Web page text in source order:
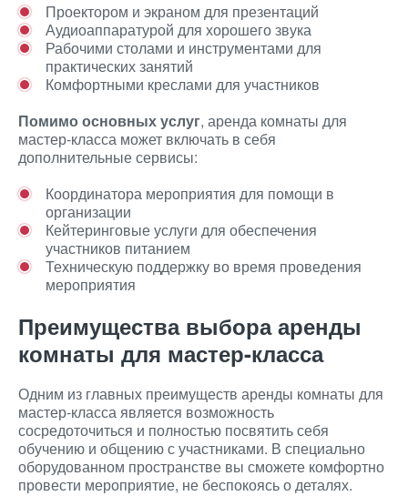
Проектором и экраном для презентаций
Аудиоаппаратурой для хорошего звука
Рабочими столами и инструментами для
практических занятий
Комфортными креслами для участников
Помимо основных услуг, аренда комнаты для
мастер-класса может включать в себя
дополнительные сервисы:
Координатора мероприятия для помощи в
организации
Кейтеринговые услуги для обеспечения
участников питанием
Техническую поддержку во время проведения
мероприятия
Преимущества выбора аренды
комнаты для мастер-класса
Одним из главных преимуществ аренды комнаты для
мастер-класса является возможность
сосредоточиться и полностью посвятить себя
обучению и общению с участниками. В специально
оборудованном пространстве вы сможете комфортно
провести мероприятие, не беспокоясь о деталях.